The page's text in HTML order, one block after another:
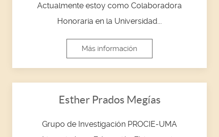
Actualmente estoy como Colaboradora
Honoraria en la Universidad...
Más información
Esther Prados Megías
Grupo de Investigación PROCIE-UMA